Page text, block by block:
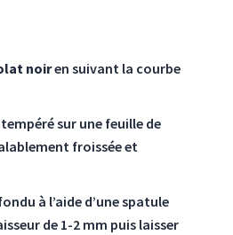
noiren suivant la courbe
sur une feuille de
froissée et
à l’aide d’une spatule
de 1-2 mm puis laisser